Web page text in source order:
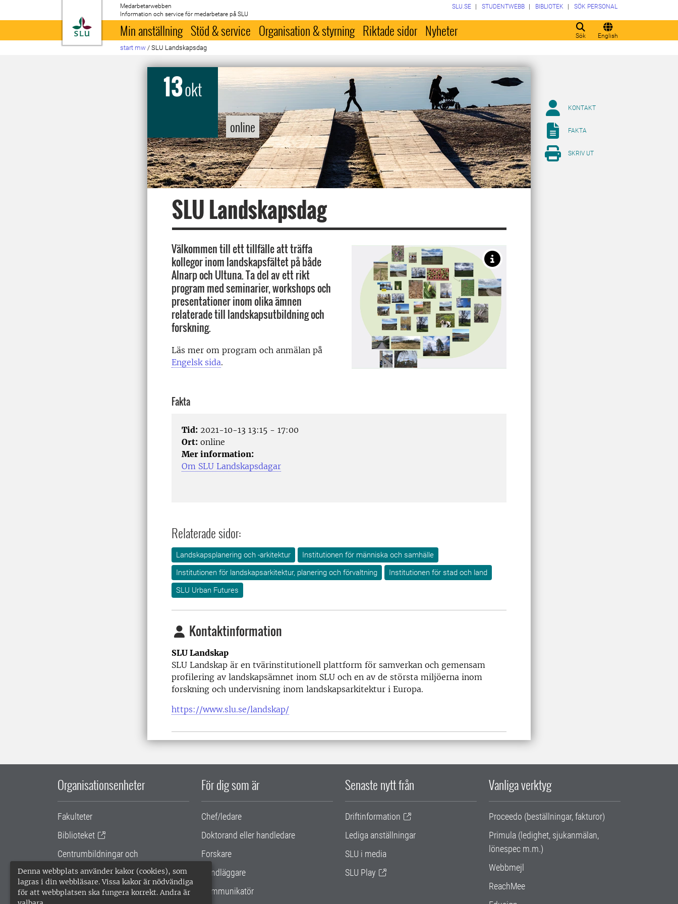
Denna webbplats använder kakor (cookies), som
lagras i din webbläsare. Vissa kakor är nödvändiga
för att webbplatsen ska fungera korrekt. Andra är
Till startsida
Medarbetarwebben
Information och service för medarbetare på SLU
Sök English
SLU.SE STUDENTWEBB BIBLIOTEK SÖK PERSONAL
Min anställning Stöd & service Organisation & styrning Riktade sidor Nyheter
start mw / SLU Landskapsdag
13okt
online
SLU Landskapsdag
Välkommen till ett tillfälle att träffa
kollegor inom landskapsfältet på både
Alnarp och Ultuna. Ta del av ett rikt
program med seminarier, workshops och
presentationer inom olika ämnen
relaterade till landskapsutbildning och
forskning.
Läs mer om program och anmälan på
Engelsk sida.
Fakta
Tid: 2021-10-13 13:15 - 17:00
Ort: online
Mer information:
Om SLU Landskapsdagar
Relaterade sidor:
Landskapsplanering och -arkitektur
Institutionen för människa och samhälle
Institutionen för landskapsarkitektur, planering och förvaltning
Institutionen för stad och land
SLU Urban Futures
Kontaktinformation
SLU Landskap
SLU Landskap är en tvärinstitutionell plattform för samverkan och gemensam
profilering av landskapsämnet inom SLU och en av de största miljöerna inom
forskning och undervisning inom landskapsarkitektur i Europa.
https://www.slu.se/landskap/
KONTAKT
FAKTA
SKRIV UT
Organisationsenheter
Fakulteter
Biblioteket
Centrumbildningar och
samarbetsprojekt
Gemensamma verksamhetsstödet
För dig som är
Chef/ledare
Doktorand eller handledare
Forskare
Handläggare
Kommunikatör
Senaste nytt från
Driftinformation
Lediga anställningar
SLU i media
SLU Play
Vanliga verktyg
Proceedo (beställningar, fakturor)
Primula (ledighet, sjukanmälan,
lönespec m.m.)
Webbmejl
ReachMee